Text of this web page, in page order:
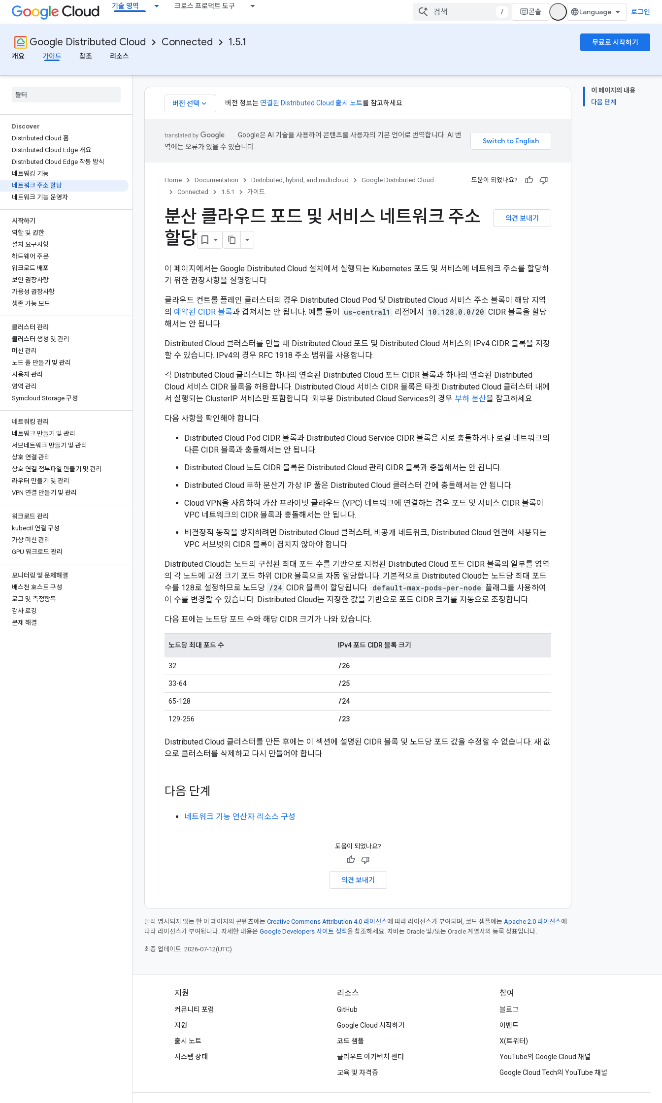
기술 영역 크로스 프로덕트 도구
/ 콘솔 로그인
Google Distributed Cloud Connected 1.5.1
무료로 시작하기
개요
가이드 참조 리소스
Discover
Distributed Cloud 홈
Distributed Cloud Edge 개요
Distributed Cloud Edge 작동 방식
네트워킹 기능
네트워크 주소 할당
네트워크 기능 운영자
시작하기
역할 및 권한
설치 요구사항
하드웨어 주문
워크로드 배포
보안 권장사항
가용성 권장사항
생존 가능 모드
클러스터 관리
클러스터 생성 및 관리
머신 관리
노드 풀 만들기 및 관리
사용자 관리
영역 관리
Symcloud Storage 구성
네트워킹 관리
네트워크 만들기 및 관리
서브네트워크 만들기 및 관리
상호 연결 관리
상호 연결 첨부파일 만들기 및 관리
라우터 만들기 및 관리
VPN 연결 만들기 및 관리
워크로드 관리
kubectl 연결 구성
가상 머신 관리
GPU 워크로드 관리
모니터링 및 문제해결
배스천 호스트 구성
로그 및 측정항목
감사 로깅
문제 해결
이 페이지의 내용
다음 단계
버전 선택 keyboard_arrow_down 버전 정보는 연결된 Distributed Cloud 출시 노트를 참고하세요.
Google은 AI 기술을 사용하여 콘텐츠를 사용자의 기본 언어로 번역합니다. AI 번
역에는 오류가 있을 수 있습니다.
Home Documentation Distributed, hybrid, and multicloud
Google Distributed Cloud
Connected
1.5.1 가이드
도움이 되었나요?
의견 보내기
분산 클라우드 포드 및 서비스 네트워크 주소
할당
이 페이지에서는 Google Distributed Cloud 설치에서 실행되는 Kubernetes 포드 및 서비스에 네트워크 주소를 할당하
기 위한 권장사항을 설명합니다.
클라우드 컨트롤 플레인 클러스터의 경우 Distributed Cloud Pod 및 Distributed Cloud 서비스 주소 블록이 해당 지역
의 예약된 CIDR 블록과 겹쳐서는 안 됩니다. 예를 들어 us-central1 리전에서 10.128.0.0/20 CIDR 블록을 할당
해서는 안 됩니다.
Distributed Cloud 클러스터를 만들 때 Distributed Cloud 포드 및 Distributed Cloud 서비스의 IPv4 CIDR 블록을 지정
할 수 있습니다. IPv4의 경우 RFC 1918 주소 범위를 사용합니다.
각 Distributed Cloud 클러스터는 하나의 연속된 Distributed Cloud 포드 CIDR 블록과 하나의 연속된 Distributed
Cloud 서비스 CIDR 블록을 허용합니다. Distributed Cloud 서비스 CIDR 블록은 타겟 Distributed Cloud 클러스터 내에
서 실행되는 ClusterIP 서비스만 포함합니다. 외부용 Distributed Cloud Services의 경우 부하 분산을 참고하세요.
다음 사항을 확인해야 합니다.
Distributed Cloud Pod CIDR 블록과 Distributed Cloud Service CIDR 블록은 서로 충돌하거나 로컬 네트워크의
다른 CIDR 블록과 충돌해서는 안 됩니다.
Distributed Cloud 노드 CIDR 블록은 Distributed Cloud 관리 CIDR 블록과 충돌해서는 안 됩니다.
Distributed Cloud 부하 분산기 가상 IP 풀은 Distributed Cloud 클러스터 간에 충돌해서는 안 됩니다.
Cloud VPN을 사용하여 가상 프라이빗 클라우드 (VPC) 네트워크에 연결하는 경우 포드 및 서비스 CIDR 블록이
VPC 네트워크의 CIDR 블록과 충돌해서는 안 됩니다.
비결정적 동작을 방지하려면 Distributed Cloud 클러스터, 비공개 네트워크, Distributed Cloud 연결에 사용되는
VPC 서브넷의 CIDR 블록이 겹치지 않아야 합니다.
Distributed Cloud는 노드의 구성된 최대 포드 수를 기반으로 지정된 Distributed Cloud 포드 CIDR 블록의 일부를 영역
의 각 노드에 고정 크기 포드 하위 CIDR 블록으로 자동 할당합니다. 기본적으로 Distributed Cloud는 노드당 최대 포드
수를 128로 설정하므로 노드당 /24 CIDR 블록이 할당됩니다. default-max-pods-per-node 플래그를 사용하여
이 수를 변경할 수 있습니다. Distributed Cloud는 지정한 값을 기반으로 포드 CIDR 크기를 자동으로 조정합니다.
다음 표에는 노드당 포드 수와 해당 CIDR 크기가 나와 있습니다.
노드당 최대 포드 수 IPv4 포드 CIDR 블록 크기
32 /26
33-64 /25
65-128 /24
129-256 /23
Distributed Cloud 클러스터를 만든 후에는 이 섹션에 설명된 CIDR 블록 및 노드당 포드 값을 수정할 수 없습니다. 새 값
으로 클러스터를 삭제하고 다시 만들어야 합니다.
다음 단계
네트워크 기능 연산자 리소스 구성
도움이 되었나요?
의견 보내기
달리 명시되지 않는 한 이 페이지의 콘텐츠에는 Creative Commons Attribution 4.0 라이선스에 따라 라이선스가 부여되며, 코드 샘플에는 Apache 2.0 라이선스에
따라 라이선스가 부여됩니다. 자세한 내용은 Google Developers 사이트 정책을 참조하세요. 자바는 Oracle 및/또는 Oracle 계열사의 등록 상표입니다.
최종 업데이트: 2026-07-12(UTC)
지원
커뮤니티 포럼
지원
출시 노트
시스템 상태
리소스
GitHub
Google Cloud 시작하기
코드 샘플
클라우드 아키텍처 센터
교육 및 자격증
참여
블로그
이벤트
X(트위터)
YouTube의 Google Cloud 채널
Google Cloud Tech의 YouTube 채널